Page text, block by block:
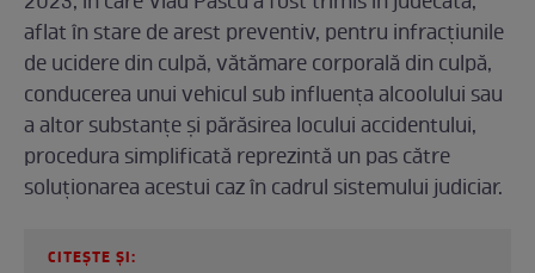
aflat în stare de arest preventiv, pentru infracțiunile
de ucidere din culpă, vătămare corporală din culpă,
conducerea unui vehicul sub influența alcoolului sau
a altor substanțe și părăsirea locului accidentului,
procedura simplificată reprezintă un pas către
soluționarea acestui caz în cadrul sistemului judiciar.
CITEȘTE ȘI: